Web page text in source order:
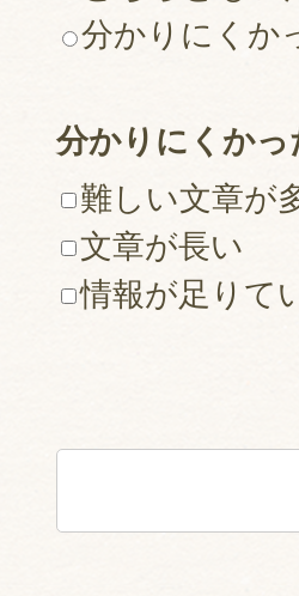
分かりにくか
分かりにくか
難しい文章が
文章が長い
情報が足りて